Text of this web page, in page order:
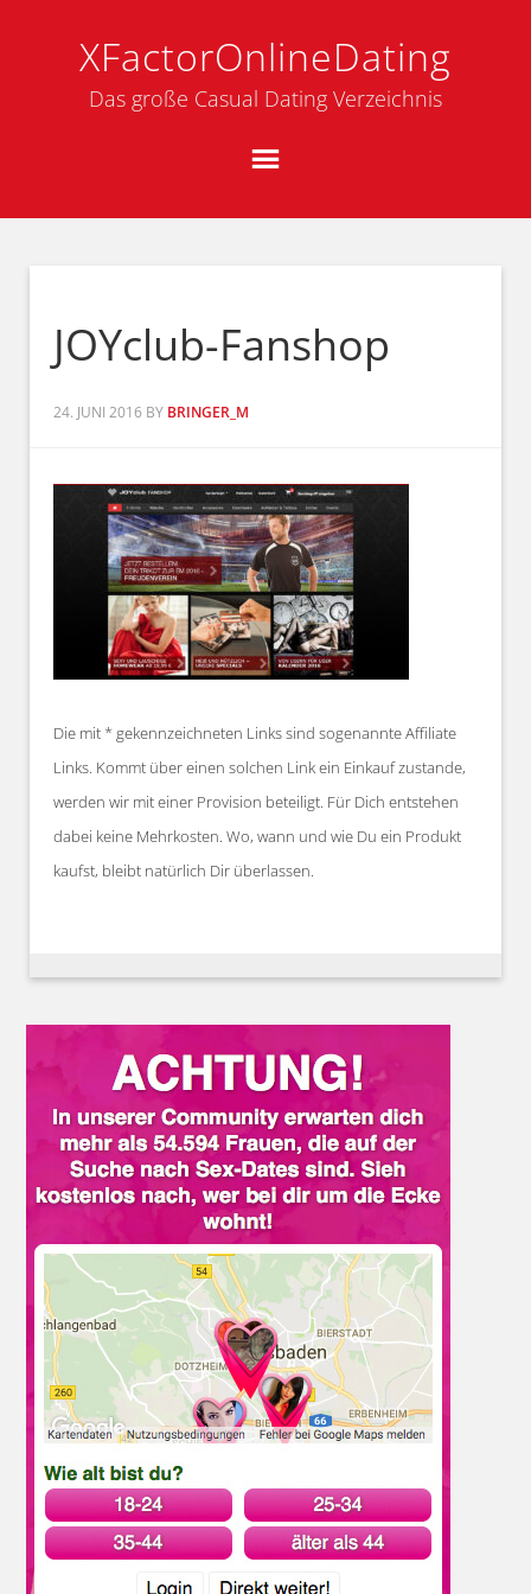
XFactorOnlineDating
Das große Casual Dating Verzeichnis
JOYclub-Fanshop
24. JUNI 2016 BY BRINGER_M
Die mit * gekennzeichneten Links sind sogenannte Affiliate
Links. Kommt über einen solchen Link ein Einkauf zustande,
werden wir mit einer Provision beteiligt. Für Dich entstehen
dabei keine Mehrkosten. Wo, wann und wie Du ein Produkt
kaufst, bleibt natürlich Dir überlassen.